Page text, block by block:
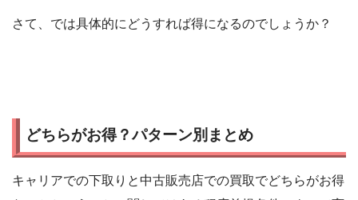
さて、では具体的にどうすれば得になるのでしょうか？
どちらがお得？パターン別まとめ
キャリアでの下取りと中古販売店での買取でどちらがお得